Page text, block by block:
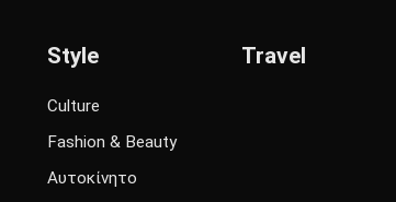
Style
Culture
Fashion & Beauty
Αυτοκίνητο
Travel